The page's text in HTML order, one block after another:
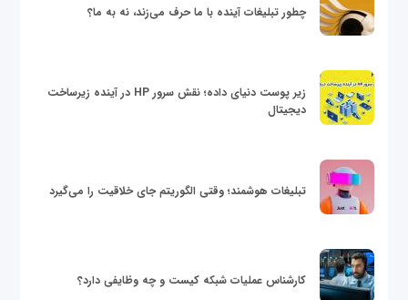
چطور تبلیغات آینده با ما حرف می‌زند، نه به ما؟
زیر پوست دنیای داده؛ نقش سرور HP در آینده زیرساخت
دیجیتال
تبلیغات هوشمند؛ وقتی الگوریتم جای خلاقیت را می‌گیرد
کارشناس عملیات شبکه کیست و چه وظایفی دارد؟